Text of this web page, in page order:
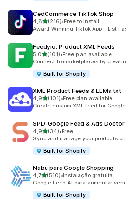
CedCommerce TikTok Shop
4,8de 5 estrelas
(216)
216 total de avaliações
•Free to install
Award-Winning TikTok App – List
Feedyio: Product XML Feeds
5,0de 5 estrelas
(101)
101 total de avaliações
•Free plan available
Connect to marketplaces by
Built for Shopify
XML Product Feeds & LLMs.txt
4,9de 5 estrelas
(101)
101 total de avaliações
•Free plan available
Create custom XML feed for
SPD: Google Feed & Ads Doctor
4,9de 5 estrelas
(34)
34 total de avaliações
•Free
Sync and manage your products
Built for Shopify
Nabu para Google Shopping
4,7de 5 estrelas
(510)
510 total de avaliações
•Instalação gratuita
Google Feed AI para aumentar
Built for Shopify